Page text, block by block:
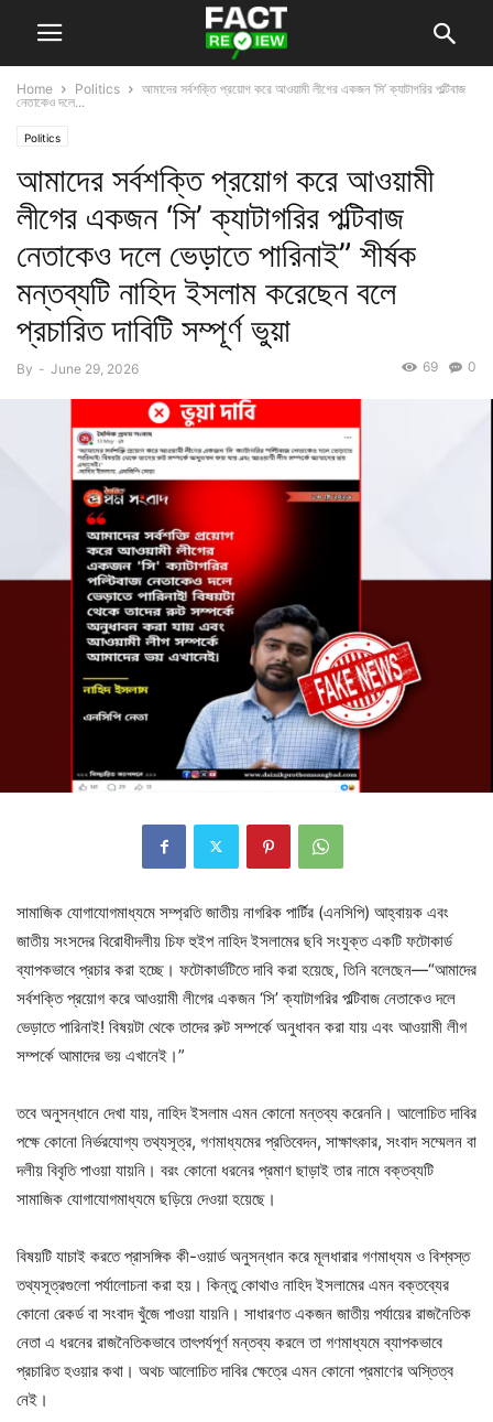
Home Politics
আমাদের সর্বশক্তি প্রয়োগ করে আওয়ামী লীগের একজন ‘সি’ ক্যাটাগরির পল্টিবাজ
নেতাকেও দলে...
Politics
আমাদের সর্বশক্তি প্রয়োগ করে আওয়ামী
লীগের একজন ‘সি’ ক্যাটাগরির পল্টিবাজ
নেতাকেও দলে ভেড়াতে পারিনাই” শীর্ষক
মন্তব্যটি নাহিদ ইসলাম করেছেন বলে
প্রচারিত দাবিটি সম্পূর্ণ ভুয়া
By - June 29, 2026 0
69
সামাজিক যোগাযোগমাধ্যমে সম্প্রতি জাতীয় নাগরিক পার্টির (এনসিপি) আহ্বায়ক এবং
জাতীয় সংসদের বিরোধীদলীয় চিফ হুইপ নাহিদ ইসলামের ছবি সংযুক্ত একটি ফটোকার্ড
ব্যাপকভাবে প্রচার করা হচ্ছে। ফটোকার্ডটিতে দাবি করা হয়েছে, তিনি বলেছেন—“আমাদের
সর্বশক্তি প্রয়োগ করে আওয়ামী লীগের একজন ‘সি’ ক্যাটাগরির পল্টিবাজ নেতাকেও দলে
ভেড়াতে পারিনাই! বিষয়টা থেকে তাদের রুট সম্পর্কে অনুধাবন করা যায় এবং আওয়ামী লীগ
সম্পর্কে আমাদের ভয় এখানেই।”
তবে অনুসন্ধানে দেখা যায়, নাহিদ ইসলাম এমন কোনো মন্তব্য করেননি। আলোচিত দাবির
পক্ষে কোনো নির্ভরযোগ্য তথ্যসূত্র, গণমাধ্যমের প্রতিবেদন, সাক্ষাৎকার, সংবাদ সম্মেলন বা
দলীয় বিবৃতি পাওয়া যায়নি। বরং কোনো ধরনের প্রমাণ ছাড়াই তার নামে বক্তব্যটি
সামাজিক যোগাযোগমাধ্যমে ছড়িয়ে দেওয়া হয়েছে।
বিষয়টি যাচাই করতে প্রাসঙ্গিক কী-ওয়ার্ড অনুসন্ধান করে মূলধারার গণমাধ্যম ও বিশ্বস্ত
তথ্যসূত্রগুলো পর্যালোচনা করা হয়। কিন্তু কোথাও নাহিদ ইসলামের এমন বক্তব্যের
কোনো রেকর্ড বা সংবাদ খুঁজে পাওয়া যায়নি। সাধারণত একজন জাতীয় পর্যায়ের রাজনৈতিক
নেতা এ ধরনের রাজনৈতিকভাবে তাৎপর্যপূর্ণ মন্তব্য করলে তা গণমাধ্যমে ব্যাপকভাবে
প্রচারিত হওয়ার কথা। অথচ আলোচিত দাবির ক্ষেত্রে এমন কোনো প্রমাণের অস্তিত্ব
নেই।